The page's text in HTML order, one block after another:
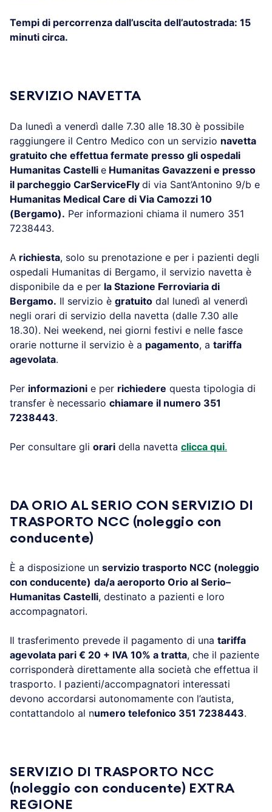
Tempi di percorrenza dall’uscita dell’autostrada: 15
minuti circa.
SERVIZIO NAVETTA
Da lunedì a venerdì dalle 7.30 alle 18.30 è possibile
raggiungere il Centro Medico con un servizio navetta
gratuito che effettua fermate presso gli ospedali
Humanitas Castelli e Humanitas Gavazzeni e presso
il parcheggio CarServiceFly di via Sant’Antonino 9/b e
Humanitas Medical Care di Via Camozzi 10
(Bergamo). Per informazioni chiama il numero 351
7238443.
A richiesta, solo su prenotazione e per i pazienti degli
ospedali Humanitas di Bergamo, il servizio navetta è
disponibile da e per la Stazione Ferroviaria di
Bergamo. Il servizio è gratuito dal lunedì al venerdì
negli orari di servizio della navetta (dalle 7.30 alle
18.30). Nei weekend, nei giorni festivi e nelle fasce
orarie notturne il servizio è a pagamento, a tariffa
agevolata.
Per informazioni e per richiedere questa tipologia di
transfer è necessario chiamare il numero 351
7238443.
Per consultare gli orari della navetta clicca qui.
DA ORIO AL SERIO CON SERVIZIO DI
TRASPORTO NCC (noleggio con
conducente)
È a disposizione un servizio trasporto NCC (noleggio
con conducente) da/a aeroporto Orio al Serio–
Humanitas Castelli, destinato a pazienti e loro
accompagnatori.
Il trasferimento prevede il pagamento di una tariffa
agevolata pari € 20 + IVA 10% a tratta, che il paziente
corrisponderà direttamente alla società che effettua il
trasporto. I pazienti/accompagnatori interessati
devono accordarsi autonomamente con l’autista,
contattandolo al numero telefonico 351 7238443.
SERVIZIO DI TRASPORTO NCC
(noleggio con conducente) EXTRA
REGIONE